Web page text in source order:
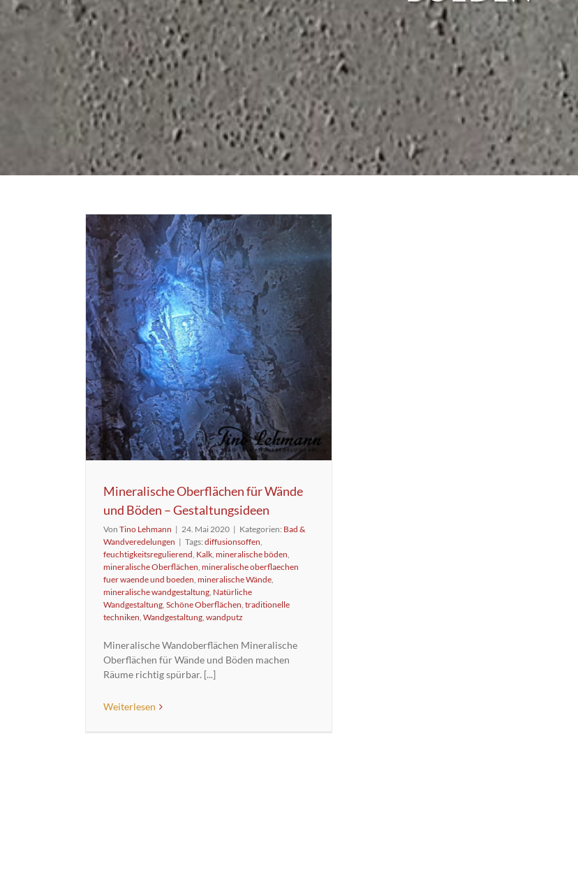
Mineralische Oberflächen für Wände
und Böden – Gestaltungsideen
Von Tino Lehmann | 24. Mai 2020 | Kategorien: Bad &
Wandveredelungen | Tags: diffusionsoffen,
feuchtigkeitsregulierend, Kalk, mineralische böden,
mineralische Oberflächen, mineralische oberflaechen
fuer waende und boeden, mineralische Wände,
mineralische wandgestaltung, Natürliche
Wandgestaltung, Schöne Oberflächen, traditionelle
techniken, Wandgestaltung, wandputz
Mineralische Wandoberflächen Mineralische
Oberflächen für Wände und Böden machen
Räume richtig spürbar. [...]
Weiterlesen